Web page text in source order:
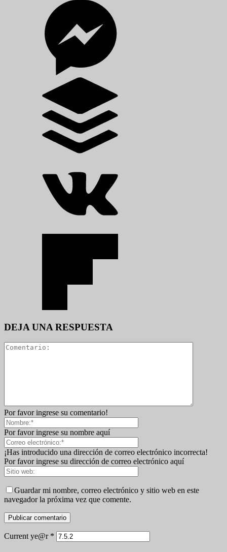
DEJA UNA RESPUESTA
Por favor ingrese su comentario!
Por favor ingrese su nombre aquí
¡Has introducido una dirección de correo electrónico incorrecta!
Por favor ingrese su dirección de correo electrónico aquí
Guardar mi nombre, correo electrónico y sitio web en este
navegador la próxima vez que comente.
Current ye@r *